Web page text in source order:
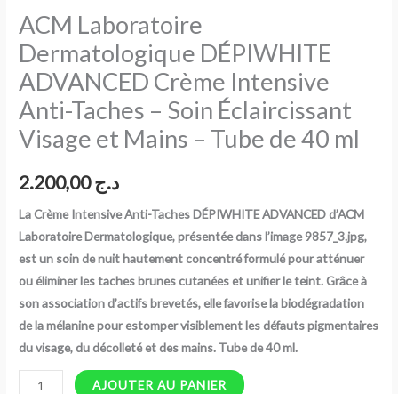
ACM Laboratoire
Dermatologique DÉPIWHITE
ADVANCED Crème Intensive
Anti-Taches – Soin Éclaircissant
Visage et Mains – Tube de 40 ml
د.ج2.200,00
La Crème Intensive Anti-Taches DÉPIWHITE ADVANCED d’ACM
Laboratoire Dermatologique, présentée dans l’image 9857_3.jpg,
est un soin de nuit hautement concentré formulé pour atténuer
ou éliminer les taches brunes cutanées et unifier le teint. Grâce à
son association d’actifs brevetés, elle favorise la biodégradation
de la mélanine pour estomper visiblement les défauts pigmentaires
du visage, du décolleté et des mains. Tube de 40 ml.
Anti-
Taches
–
Soin
Éclaircissant
Visage
Mains
–
Tube
de
40
ml
AJOUTER AU PANIER